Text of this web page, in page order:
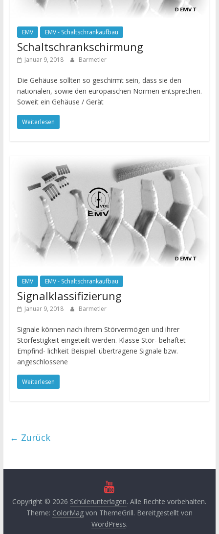
EMV EMV - Schaltschrankaufbau
Schaltschrankschirmung
Januar 9, 2018 Barmetler
Die Gehäuse sollten so geschirmt sein, dass sie den
nationalen, sowie den europäischen Normen entsprechen.
Soweit ein Gehäuse / Gerät
Weiterlesen
EMV EMV - Schaltschrankaufbau
Signalklassifizierung
Januar 9, 2018 Barmetler
Signale können nach ihrem Störvermögen und ihrer
Störfestigkeit eingeteilt werden. Klasse Stör- behaftet
Empfind- lichkeit Beispiel: übertragene Signale bzw.
angeschlossene
Weiterlesen
← Zurück
Copyright © 2026 Schülerunterlagen. Alle Rechte vorbehalten.
Theme: ColorMagvon ThemeGrill. Bereitgestellt von
WordPress.